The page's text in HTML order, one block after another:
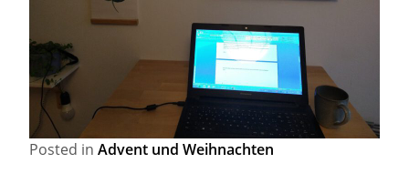
Posted in Advent und Weihnachten